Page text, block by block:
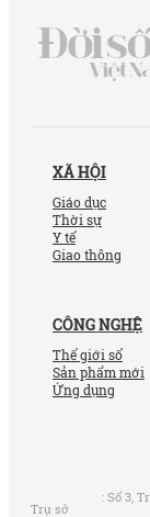
XÃ HỘI
Giáo dục
Thời sự
Y tế
Giao thông
CÔNG NGHỆ
Thế giới số
Sản phẩm mới
Ứng dụng
Trụ sở
: Số 3,